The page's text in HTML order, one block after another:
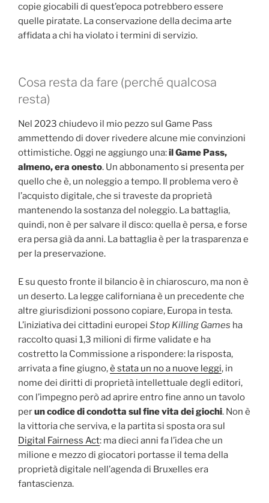
copie giocabili di quest’epoca potrebbero essere
quelle piratate. La conservazione della decima arte
affidata a chi ha violato i termini di servizio.
Cosa resta da fare (perché qualcosa
resta)
Nel 2023 chiudevo il mio pezzo sul Game Pass
ammettendo di dover rivedere alcune mie convinzioni
ottimistiche. Oggi ne aggiungo una:il Game Pass,
almeno, era onesto. Un abbonamento si presenta per
quello che è, un noleggio a tempo. Il problema vero è
l’acquisto digitale, che si traveste da proprietà
mantenendo la sostanza del noleggio. La battaglia,
quindi, non è per salvare il disco: quella è persa, e forse
era persa già da anni. La battaglia è per la trasparenza e
per la preservazione.
E su questo fronte il bilancio è in chiaroscuro, ma non è
un deserto. La legge californiana è un precedente che
altre giurisdizioni possono copiare, Europa in testa.
L’iniziativa dei cittadini europei Stop Killing Games ha
raccolto quasi 1,3 milioni di firme validate e ha
costretto la Commissione a rispondere: la risposta,
arrivata a fine giugno,è stata un no a nuove leggi, in
nome dei diritti di proprietà intellettuale degli editori,
con l’impegno però ad aprire entro fine anno un tavolo
perun codice di condotta sul fine vita dei giochi. Non è
la vittoria che serviva, e la partita si sposta ora sul
Digital Fairness Act: ma dieci anni fa l’idea che un
milione e mezzo di giocatori portasse il tema della
proprietà digitale nell’agenda di Bruxelles era
fantascienza.